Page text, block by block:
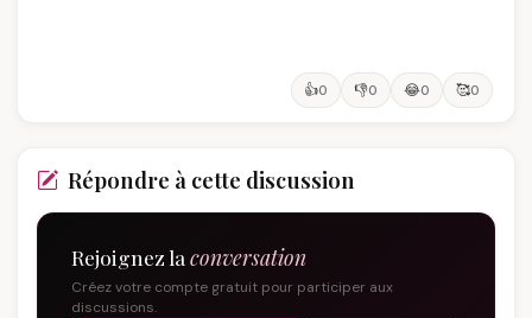
👍0 👎0 😂0 🥰0
Répondre à cette discussion
Rejoignez la conversation
Créez votre compte gratuit pour participer aux
discussions.